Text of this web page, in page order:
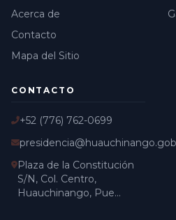
Acerca de
Contacto
Mapa del Sitio
CONTACTO
+52 (776) 762-0699
Plaza de la Constitución
S/N, Col. Centro,
Huauchinango, Pue...